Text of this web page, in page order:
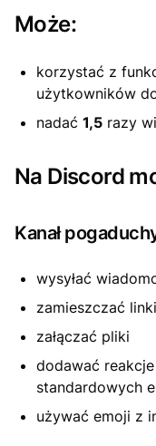
Może:
korzystać z
użytkowników
nadać 1,5 razy
Na Discord
Kanał
wysyłać
zamieszczać linki
załączać pliki
dodawać
standardowych
używać emoji z